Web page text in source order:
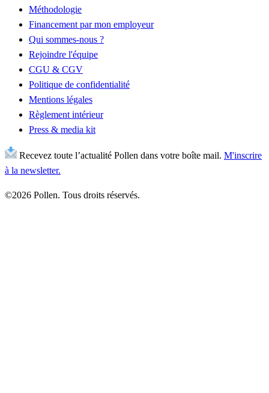
Méthodologie
Financement par mon employeur
Qui sommes-nous ?
Rejoindre l'équipe
CGU & CGV
Politique de confidentialité
Mentions légales
Règlement intérieur
Press & media kit
Recevez toute l’actualité Pollen dans votre boîte mail. M'inscrire
à la newsletter.
©2026 Pollen. Tous droits réservés.